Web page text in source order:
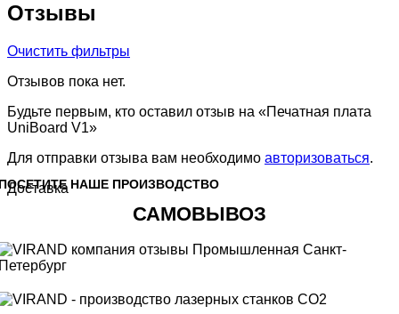
Отзывы
Очистить фильтры
Отзывов пока нет.
Будьте первым, кто оставил отзыв на «Печатная плата
UniBoard V1»
Для отправки отзыва вам необходимо авторизоваться.
Доставка НАШЕ ПРОИЗВОДСТВО
САМОВЫВОЗ